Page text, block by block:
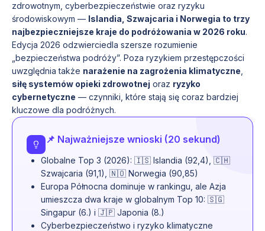
zdrowotnym, cyberbezpieczeństwie oraz ryzyku
środowiskowym — Islandia, Szwajcaria i Norwegia to trzy
najbezpieczniejsze kraje do podróżowania w 2026 roku.
Edycja 2026 odzwierciedla szersze rozumienie
„bezpieczeństwa podróży”. Poza ryzykiem przestępczości
uwzględnia także narażenie na zagrożenia klimatyczne
siłę systemów opieki zdrowotnej oraz ryzyko
cybernetyczne — czynniki, które stają się coraz bardziej
kluczowe dla podróżnych.
📌 Najważniejsze wnioski (20 sekund)
Globalne Top 3 (2026): 🇮🇸 Islandia (92,4), 🇨🇭
Szwajcaria (91,1), 🇳🇴 Norwegia (90,85)
Europa Północna dominuje w rankingu, ale Azja
umieszcza dwa kraje w globalnym Top 10: 🇸🇬
Singapur (6.) i 🇯🇵 Japonia (8.)
Cyberbezpieczeństwo i ryzyko klimatyczne